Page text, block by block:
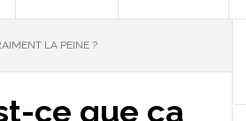
LA PEINE ?
ce que ça